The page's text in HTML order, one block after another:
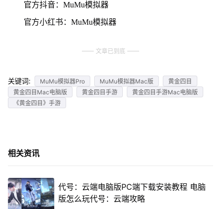
官方抖音：MuMu模拟器
官方小红书：MuMu模拟器
文章已到底
关键词: MuMu模拟器Pro MuMu模拟器Mac版
黄金四目
黄金四目Mac电脑版
黄金四目手游
黄金四目手游Mac电脑版
《黄金四目》手游
相关资讯
代号：云端电脑版PC端下载安装教程 电脑
版怎么玩代号：云端攻略